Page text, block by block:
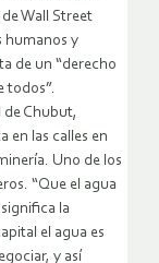
Wall Street
humanos y
de un “derecho
todos”.
de Chubut,
en las calles en
Uno de los
“Que el agua
la
el agua es
y así